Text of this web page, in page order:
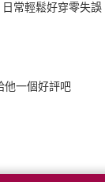
常輕鬆好穿零失誤
他一個好評吧